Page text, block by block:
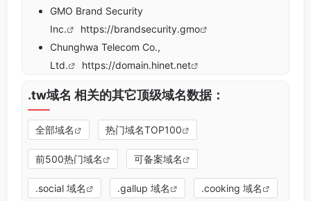
GMO Brand Security
Inc.
https://brandsecurity.gmo
Chunghwa Telecom Co.,
Ltd.
https://domain.hinet.net
.tw域名 相关的其它顶级域名数据：
全部域名 热门域名TOP100
前500热门域名 可备案域名
.social 域名 .gallup 域名 .cooking 域名